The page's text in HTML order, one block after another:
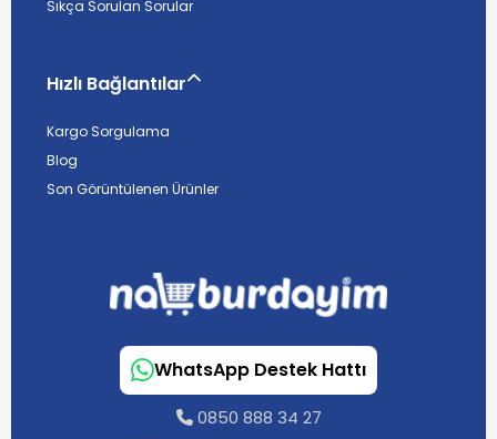
Sıkça Sorulan Sorular
Hızlı Bağlantılar
Kargo Sorgulama
Blog
Son Görüntülenen Ürünler
WhatsApp Destek Hattı
0850 888 34 27